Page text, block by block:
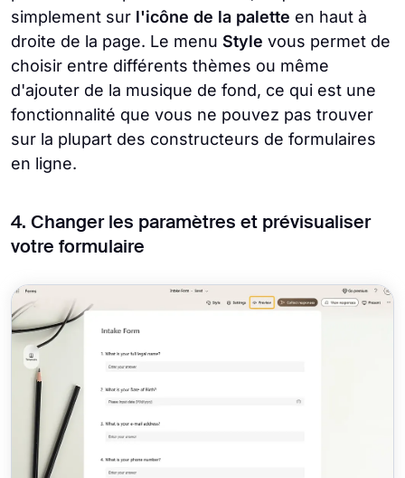
simplement sur l'icône de la palette en haut à
droite de la page. Le menu Style vous permet de
choisir entre différents thèmes ou même
d'ajouter de la musique de fond, ce qui est une
fonctionnalité que vous ne pouvez pas trouver
sur la plupart des constructeurs de formulaires
en ligne.
4. Changer les paramètres et prévisualiser
votre formulaire